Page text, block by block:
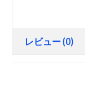
レビュー (0)